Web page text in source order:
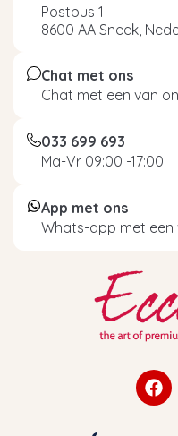
Postbus 1
8600 AA Sneek,
Chat met ons
Chat met een van
033 699 693
Ma-Vr 09:00 -17:00
App met ons
Whats-app met een